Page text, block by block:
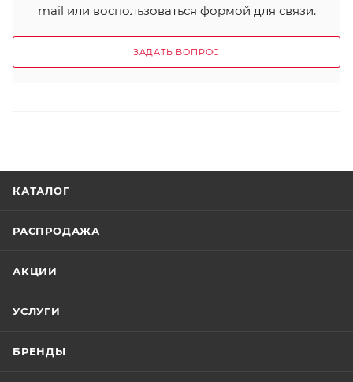
mail или воспользоваться формой для связи.
ЗАДАТЬ ВОПРОС
КАТАЛОГ
РАСПРОДАЖА
АКЦИИ
УСЛУГИ
БРЕНДЫ